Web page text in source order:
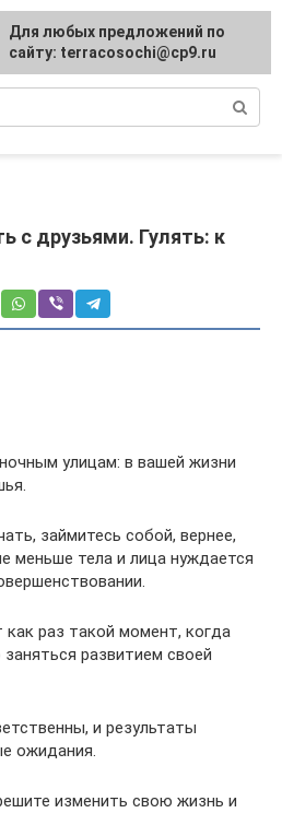
с друзьями. Гулять: к
улицам: в вашей жизни
займитесь собой, вернее,
меньше тела и лица нуждается
как раз такой момент, когда
развитием своей
и результаты
ожидания.
изменить свою жизнь и
Для любых предложений по
сайту: terracosochi@cp9.ru